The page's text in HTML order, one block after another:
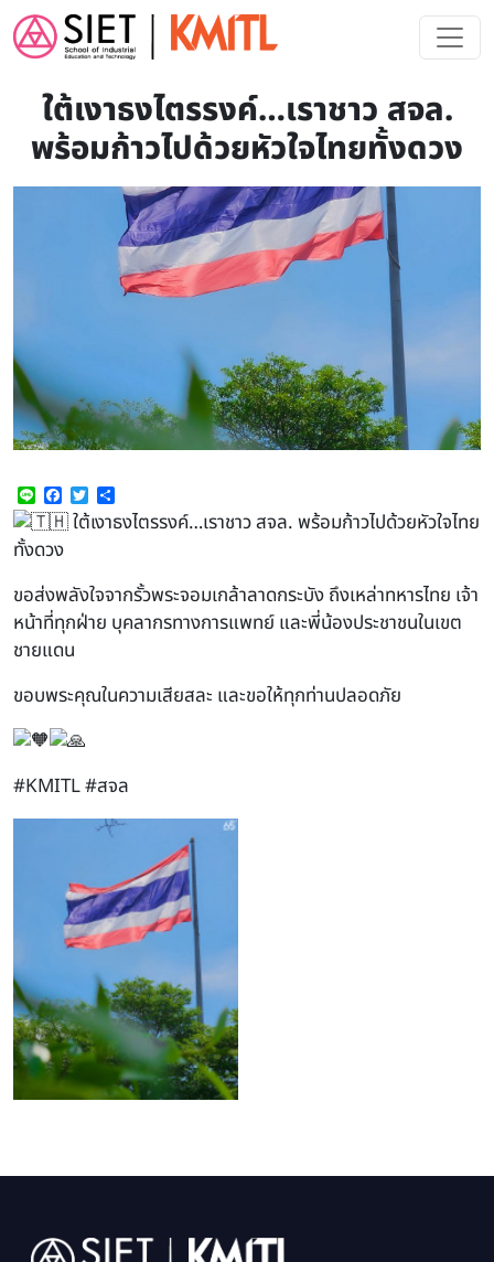
Skip to main content
ใต้เงาธงไตรรงค์…เราชาว สจล.
พร้อมก้าวไปด้วยหัวใจไทยทั้งดวง
Line Facebook
Twitter
ใต้เงาธงไตรรงค์…เราชาว สจล. พร้อมก้าวไปด้วยหัวใจไทย
ทั้งดวง
ขอส่งพลังใจจากรั้วพระจอมเกล้าลาดกระบัง ถึงเหล่าทหารไทย เจ้า
หน้าที่ทุกฝ่าย บุคลากรทางการแพทย์ และพี่น้องประชาชนในเขต
ชายแดน
ขอบพระคุณในความเสียสละ และขอให้ทุกท่านปลอดภัย
#KMITL#สจล
Image